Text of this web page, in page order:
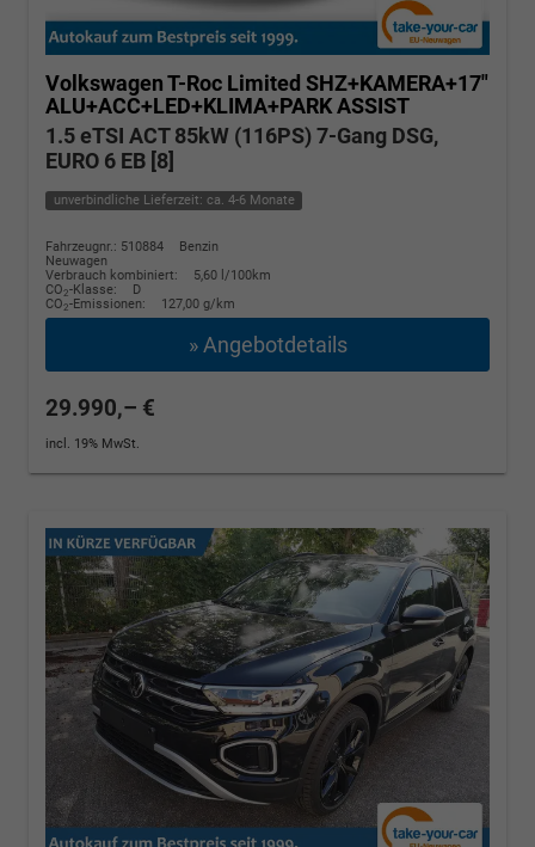
Volkswagen T-Roc Limited SHZ+KAMERA+17"
ALU+ACC+LED+KLIMA+PARK ASSIST
1.5 eTSI ACT 85kW (116PS) 7-Gang DSG,
EURO 6 EB [8]
unverbindliche Lieferzeit: ca. 4-6 Monate
Fahrzeugnr.: 510884
Benzin
Neuwagen
Verbrauch kombiniert:
5,60 l/100km
CO2-Klasse:
D
CO2-Emissionen: 127,00 g/km
» Angebotdetails
29.990,– €
incl. 19% MwSt.